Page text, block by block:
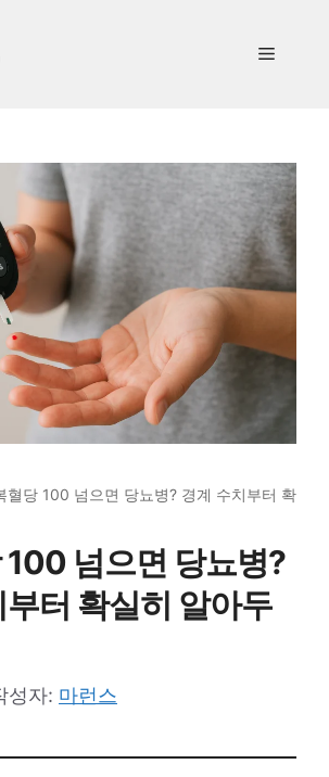
메
혈당 100 넘으면 당뇨병? 경계 수치부터 확
100 넘으면 당뇨병?
터 확실히 알아두
성자: 마런스